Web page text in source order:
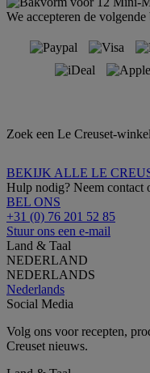
We accepteren de volgende
Zoek een Le Creuset-
BEKIJK ALLE LE
Hulp nodig? Neem contact
BEL ONS
+31 (0) 76 201 52 85
Stuur ons een e-mail
Land & Taal
NEDERLAND
NEDERLANDS
Nederlands
Social Media
Volg ons voor recepten,
Creuset nieuws.